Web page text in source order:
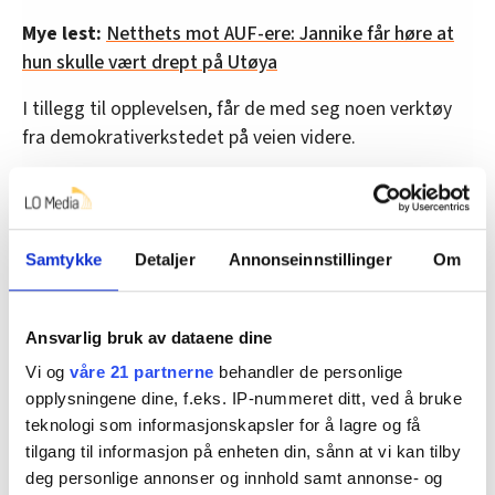
Samtykke Detaljer Annonseinnstillinger Om
Ansvarlig bruk av dataene dine
Vi og våre 21 partnerne behandler de personlige
opplysningene dine, f.eks. IP-nummeret ditt, ved å bruke
teknologi som informasjonskapsler for å lagre og få
tilgang til informasjon på enheten din, sånn at vi kan tilby
deg personlige annonser og innhold samt annonse- og
Mye lest: Netthets mot AUF-ere: Jannike får høre at
hun skulle vært drept på Utøya
I tillegg til opplevelsen, får de med seg noen verktøy
fra demokrativerkstedet på veien videre.
– Vi ønsker å bidra med noe som kan hjelpe dem både i
skolegården og i livet generelt, slik at de kan se
Jørgen Watne Frydnes.
utenforskap og det å se hverandre. Olav tror at mye
kunne vært annerledes dersom Breivik hadde blitt sett
av omgivelsene og fått hjelp til å endre seg.
– Det er mulig å få folk bort fra slike tanker. Det var
kanskje ikke alle rundt ham som var klar over det, så